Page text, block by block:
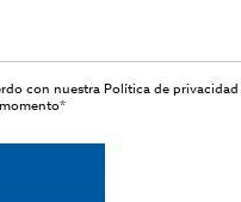
con nuestraPolítica de privacidad